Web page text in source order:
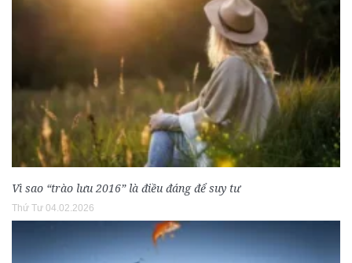
Vì sao “trào lưu 2016” là điều đáng để suy tư
Thứ Tư 04.02.2026